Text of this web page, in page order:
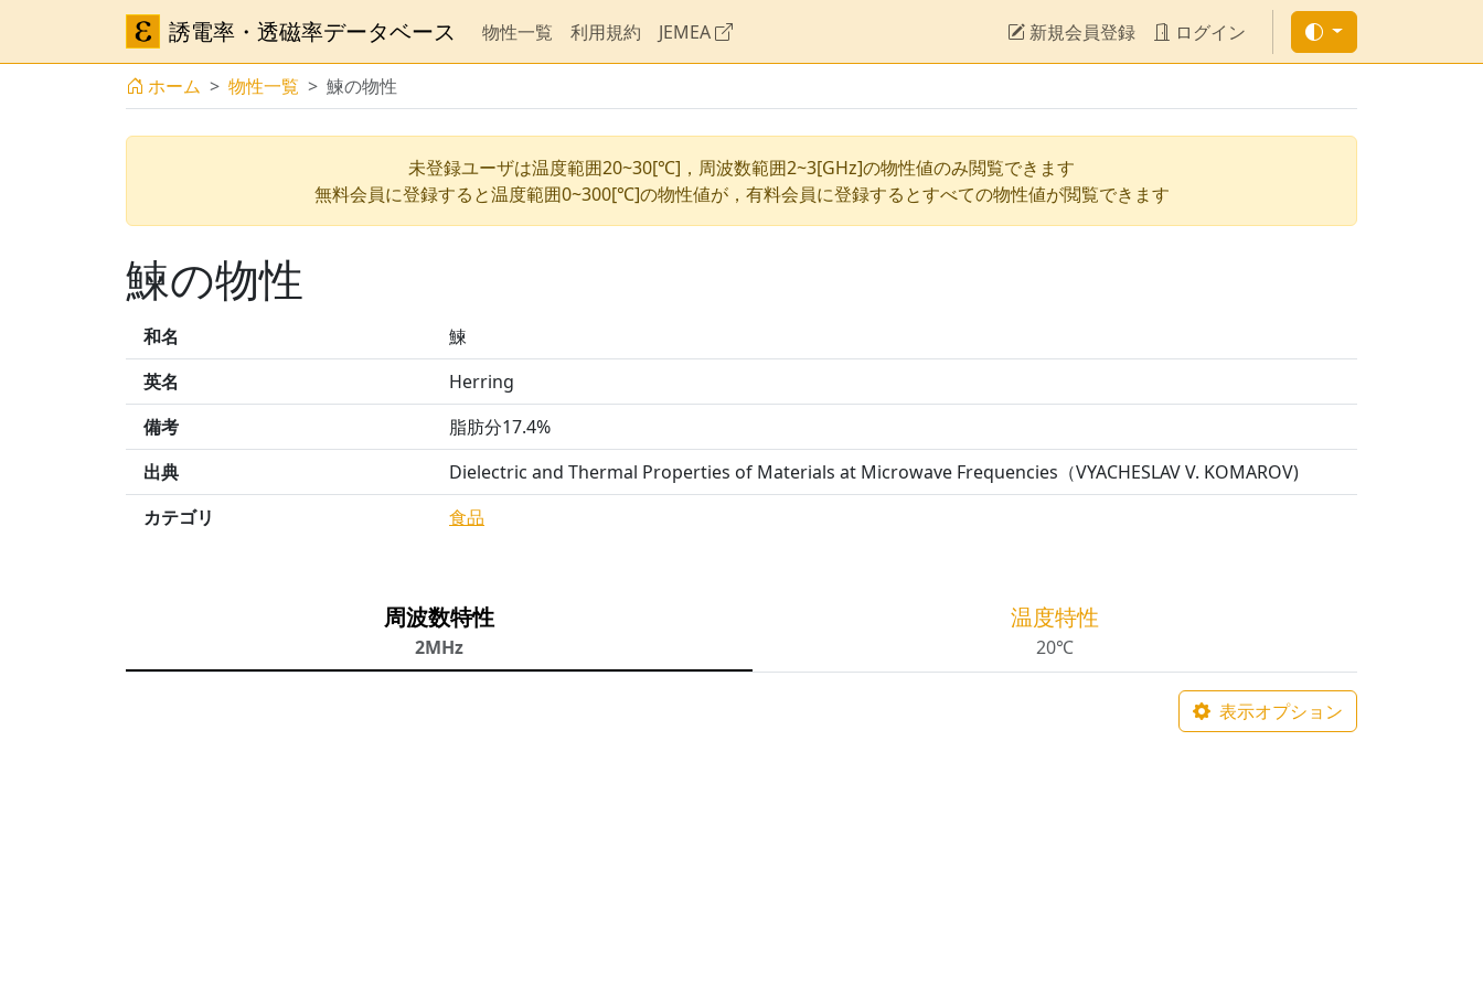
誘電率・透磁率データベース 物性一覧 利用規約 JEMEA 新規会員登録 ログイン
ホーム 物性一覧 鰊の物性
未登録ユーザは温度範囲20~30[℃]，周波数範囲2~3[GHz]の物性値のみ閲覧できます
無料会員に登録すると温度範囲0~300[℃]の物性値が，有料会員に登録するとすべての物性値が閲覧できます
鰊の物性
和名
鰊
英名
Herring
備考
脂肪分17.4%
出典
Dielectric and Thermal Properties of Materials at Microwave Frequencies（VYACHESLAV V. KOMAROV)
カテゴリ
食品
周波数特性
2MHz
温度特性
20℃
表示オプション